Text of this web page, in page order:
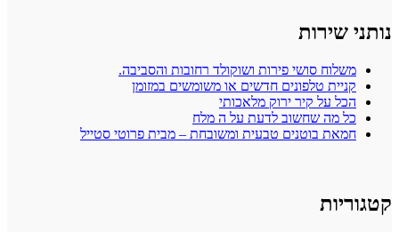
נותני שירות
משלוח סושי פירות ושוקולד רחובות והסביבה.
קניית טלפונים חדשים או משומשים במזומן
הכל על קיר ירוק מלאכותי
כל מה שחשוב לדעת על ה מלח
חמאת בוטנים טבעית ומשובחת – מבית פרוטי סטייל
קטגוריות